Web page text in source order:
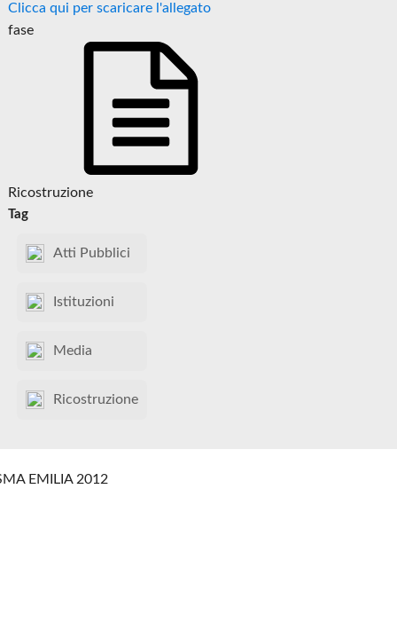
Clicca qui per scaricare l'allegato
fase
Ricostruzione
Tag
Atti Pubblici
Istituzioni
Media
Ricostruzione
EMILIA 2012